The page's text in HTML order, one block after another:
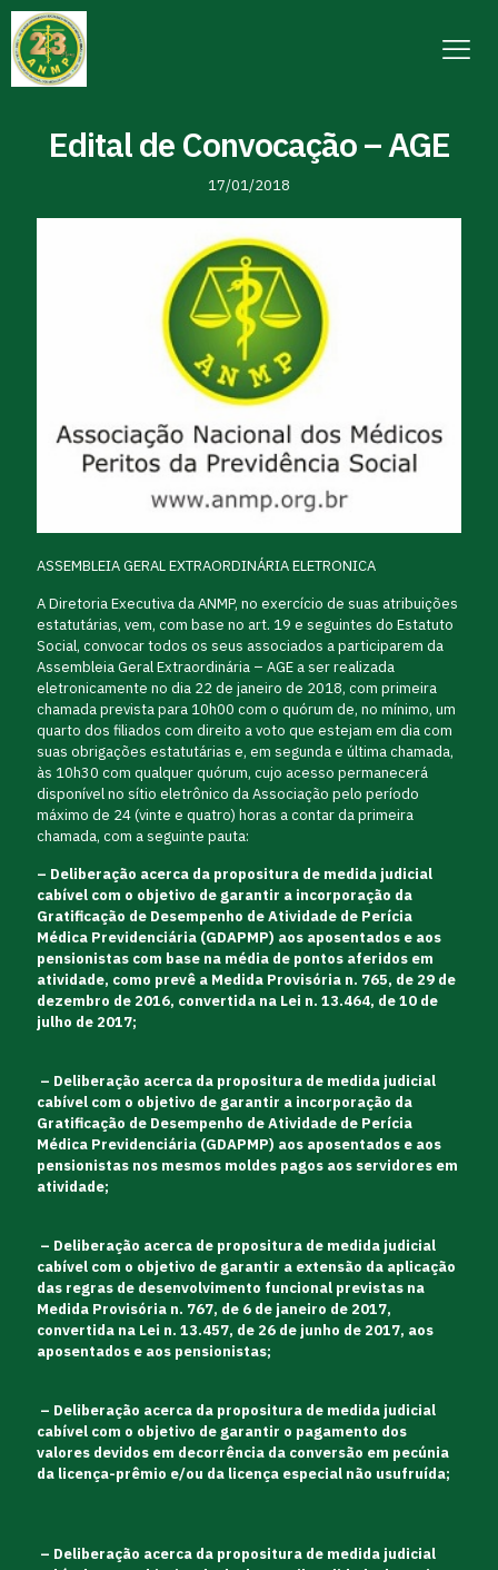
Edital de Convocação – AGE
17/01/2018
ASSEMBLEIA GERAL EXTRAORDINÁRIA ELETRONICA
A Diretoria Executiva da ANMP, no exercício de suas atribuições
estatutárias, vem, com base no art. 19 e seguintes do Estatuto
Social, convocar todos os seus associados a participarem da
Assembleia Geral Extraordinária – AGE a ser realizada
eletronicamente no dia 22 de janeiro de 2018, com primeira
chamada prevista para 10h00 com o quórum de, no mínimo, um
quarto dos filiados com direito a voto que estejam em dia com
suas obrigações estatutárias e, em segunda e última chamada,
às 10h30 com qualquer quórum, cujo acesso permanecerá
disponível no sítio eletrônico da Associação pelo período
máximo de 24 (vinte e quatro) horas a contar da primeira
chamada, com a seguinte pauta:
– Deliberação acerca da propositura de medida judicial
cabível com o objetivo de garantir a incorporação da
Gratificação de Desempenho de Atividade de Perícia
Médica Previdenciária (GDAPMP) aos aposentados e aos
pensionistas com base na média de pontos aferidos em
atividade, como prevê a Medida Provisória n. 765, de 29 de
dezembro de 2016, convertida na Lei n. 13.464, de 10 de
julho de 2017;
– Deliberação acerca da propositura de medida judicial
cabível com o objetivo de garantir a incorporação da
Gratificação de Desempenho de Atividade de Perícia
Médica Previdenciária (GDAPMP) aos aposentados e aos
pensionistas nos mesmos moldes pagos aos servidores em
atividade;
– Deliberação acerca de propositura de medida judicial
cabível com o objetivo de garantir a extensão da aplicação
das regras de desenvolvimento funcional previstas na
Medida Provisória n. 767, de 6 de janeiro de 2017,
convertida na Lei n. 13.457, de 26 de junho de 2017, aos
aposentados e aos pensionistas;
– Deliberação acerca da propositura de medida judicial
cabível com o objetivo de garantir o pagamento dos
valores devidos em decorrência da conversão em pecúnia
da licença-prêmio e/ou da licença especial não usufruída;
– Deliberação acerca da propositura de medida judicial